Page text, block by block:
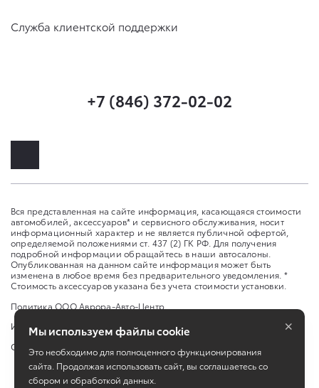
Служба клиентской поддержки
+7 (846) 372-02-02
Вся представленная на сайте информация, касающаяся стоимости
автомобилей, аксессуаров* и сервисного обслуживания, носит
информационный характер и не является публичной офертой,
определяемой положениями ст. 437 (2) ГК РФ. Для получения
подробной информации обращайтесь в наши автосалоны.
Опубликованная на данном сайте информация может быть
изменена в любое время без предварительного уведомления. *
Стоимость аксессуаров указана без учета стоимости установки.
Политика ООО Аврора-Авто-Центр
Изменить настройку cookies
Сбросить cookie
Мы используем файлы cookie
Это необходимо для полноценного функционирования
сайта. Продолжая использовать сайт, вы соглашаетесь со
сбором и обработкой данных.
×